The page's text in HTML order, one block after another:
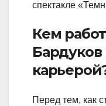
спектакле
Кем
Бардуков
Перед тем, как